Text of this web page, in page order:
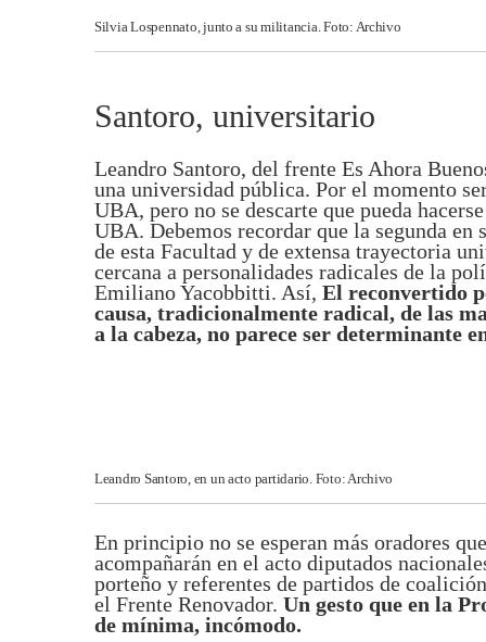
Silvia Lospennato, junto a su militancia. Foto: Archivo
Santoro, universitario
Leandro Santoro, del frente Es Ahora
una universidad pública. Por el momento
UBA, pero no se descarte que pueda
UBA. Debemos recordar que la segunda
de esta Facultad y de extensa trayectoria
cercana a personalidades radicales de la
Emiliano Yacobbitti. Así, El reconvertido
causa, tradicionalmente radical, de las
a la cabeza, no parece ser determinante
Leandro Santoro, en un acto partidario. Foto: Archivo
En principio no se esperan más oradores
acompañarán en el acto diputados
porteño y referentes de partidos de
el Frente Renovador. Un gesto que en la
de mínima, incómodo.